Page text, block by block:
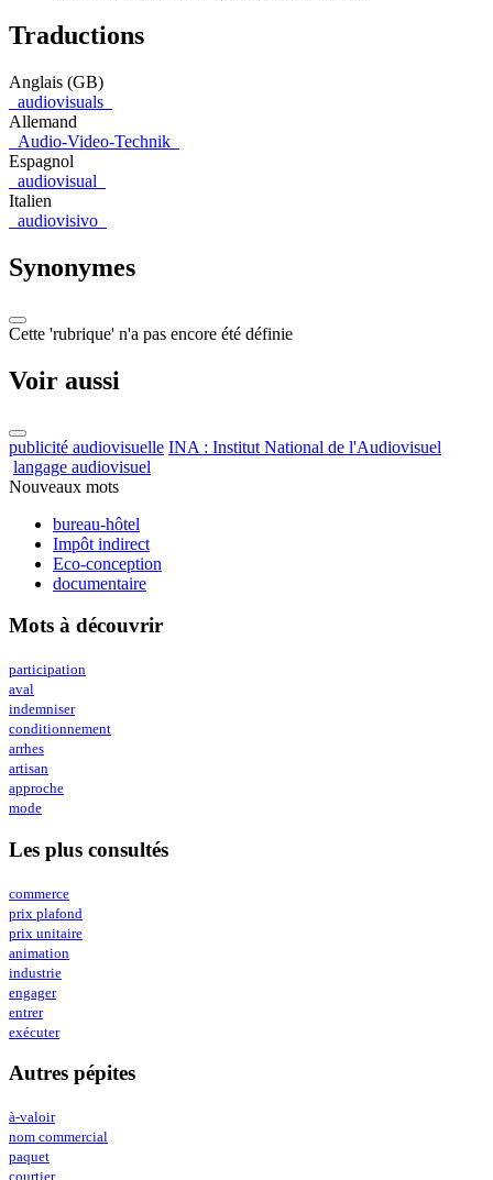
Traductions
Anglais (GB)
audiovisuals
Allemand
Audio-Video-Technik
Espagnol
audiovisual
Italien
audiovisivo
Synonymes
Cette 'rubrique' n'a pas encore été définie
Voir aussi
publicité audiovisuelle INA : Institut National de l'Audiovisuel
langage audiovisuel
Nouveaux mots
bureau-hôtel
Impôt indirect
Eco-conception
documentaire
Mots à découvrir
participation
aval
indemniser
conditionnement
arrhes
artisan
approche
mode
Les plus consultés
commerce
prix plafond
prix unitaire
animation
industrie
engager
entrer
exécuter
Autres pépites
à-valoir
nom commercial
paquet
courtier